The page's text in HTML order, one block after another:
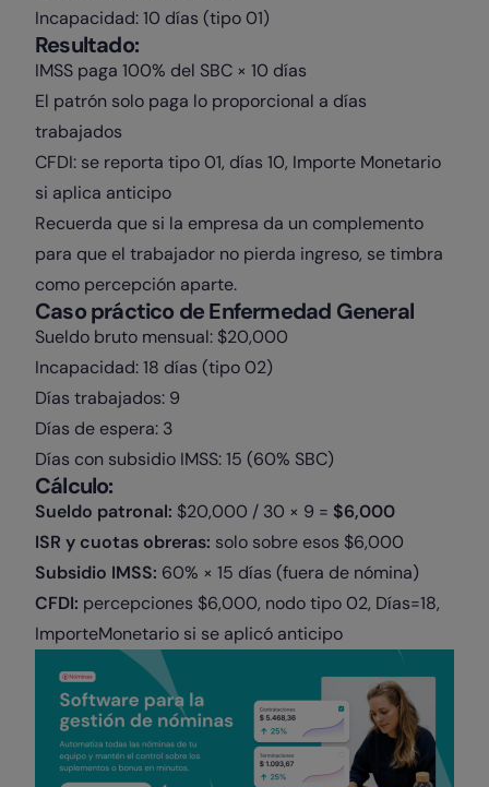
Incapacidad: 10 días (tipo 01)
Resultado:
IMSS paga 100% del SBC × 10 días
El patrón solo paga lo proporcional a días
trabajados
CFDI: se reporta tipo 01, días 10, Importe Monetario
si aplica anticipo
Recuerda que si la empresa da un complemento
para que el trabajador no pierda ingreso, se timbra
como percepción aparte.
Caso práctico de Enfermedad General
Sueldo bruto mensual: $20,000
Incapacidad: 18 días (tipo 02)
Días trabajados: 9
Días de espera: 3
Días con subsidio IMSS: 15 (60% SBC)
Cálculo:
Sueldo patronal: $20,000 / 30 × 9 = $6,000
ISR y cuotas obreras: solo sobre esos $6,000
Subsidio IMSS: 60% × 15 días (fuera de nómina)
CFDI: percepciones $6,000, nodo tipo 02, Días=18,
ImporteMonetario si se aplicó anticipo